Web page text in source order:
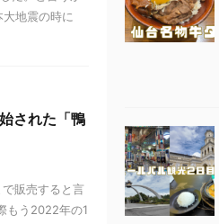
地震の時に
された「鴨
販売すると言
もう2022年の1